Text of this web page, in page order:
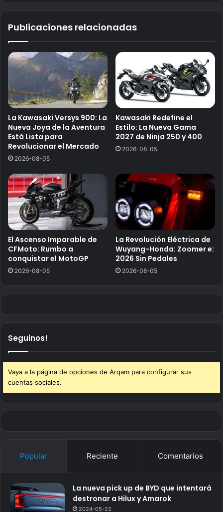
Publicaciones relacionadas
La Kawasaki Versys 900: La
Nueva Joya de la Aventura
Está Lista para
Revolucionar el Mercado
2026-08-05
Kawasaki Redefine el
Estilo: La Nueva Gama
2027 de Ninja 250 y 400
2026-08-05
El Ascenso Imparable de
CFMoto: Rumbo a
conquistar el MotoGP
2026-08-05
La Revolución Eléctrica de
Wuyang-Honda: Zoomer e:
2026 Sin Pedales
2026-08-05
Seguinos!
Vaya a la página de opciones de Arqam para configurar sus
cuentas sociales.
Popular Reciente Comentarios
La nueva pick up de BYD que intentará
destronar a Hilux y Amarok
2024-05-22